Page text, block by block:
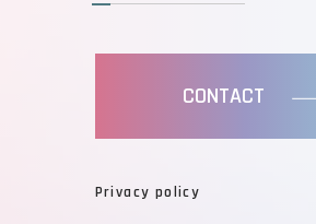
CONTACT
Privacy policy